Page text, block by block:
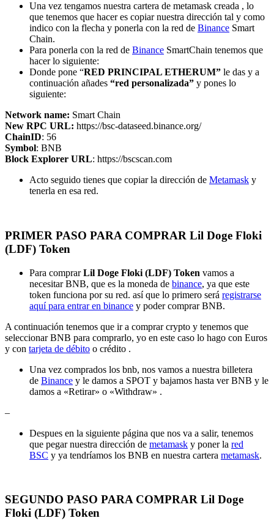
Una vez tengamos nuestra cartera de metamask creada , lo
que tenemos que hacer es copiar nuestra dirección tal y como
indico con la flecha y ponerla con la red de Binance Smart
Chain.
Para ponerla con la red de Binance SmartChain tenemos que
hacer lo siguiente:
Donde pone “RED PRINCIPAL ETHERUM” le das y a
continuación añades “red personalizada” y pones lo
siguiente:
Network name: Smart Chain
New RPC URL: https://bsc-dataseed.binance.org/
ChainID: 56
Symbol: BNB
Block Explorer URL: https://bscscan.com
Acto seguido tienes que copiar la dirección de Metamask y
tenerla en esa red.
PRIMER PASO PARA COMPRAR Lil Doge Floki
(LDF) Token
Para comprarLil Doge Floki (LDF) Token vamos a
necesitar BNB, que es la moneda de binance, ya que este
token funciona por su red. así que lo primero será registrarse
aquí para entrar en binance y poder comprar BNB.
A continuación tenemos que ir a comprar crypto y tenemos que
seleccionar BNB para comprarlo, yo en este caso lo hago con Euros
y con tarjeta de débito o crédito .
Una vez comprados los bnb, nos vamos a nuestra billetera
de Binance y le damos a SPOT y bajamos hasta ver BNB y le
damos a «Retirar» o «Withdraw» .
–
Despues en la siguiente página que nos va a salir, tenemos
que pegar nuestra dirección de metamask y poner la red
BSC y ya tendríamos los BNB en nuestra cartera metamask.
SEGUNDO PASO PARA COMPRAR Lil Doge
Floki (LDF) Token